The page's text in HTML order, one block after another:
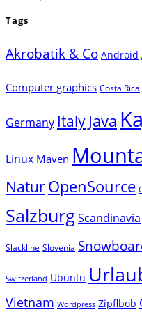
Tags
Akrobatik & Co Android
Computer graphics Costa Rica
Germany Italy Java
Linux Maven
NaturOpenSource
SalzburgScandinavia
Slackline Slovenia
Switzerland Ubuntu
Vietnam Wordpress Zipflbob